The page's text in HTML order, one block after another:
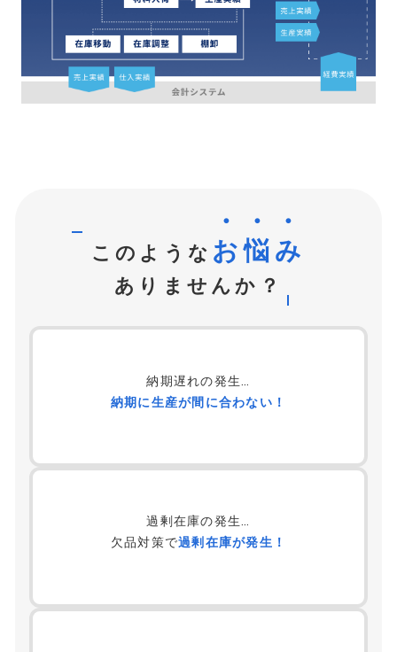
このような お悩み
ありませんか？
納期遅れの発生…
納期に生産が間に合わない！
過剰在庫の発生…
欠品対策で過剰在庫が発生！